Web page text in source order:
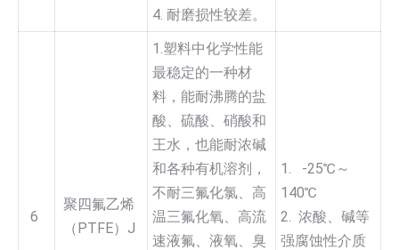
4. 耐磨损性较差。
6
聚四氟乙烯
（PTFE）J
1.塑料中化学性能
最稳定的一种材
料，能耐沸腾的盐
酸、硫酸、硝酸和
王水，也能耐浓碱
和各种有机溶剂，
不耐三氟化氯、高
温三氟化氧、高流
速液氟、液氧、臭
1. -25℃～
140℃
2. 浓酸、碱等
强腐蚀性介质